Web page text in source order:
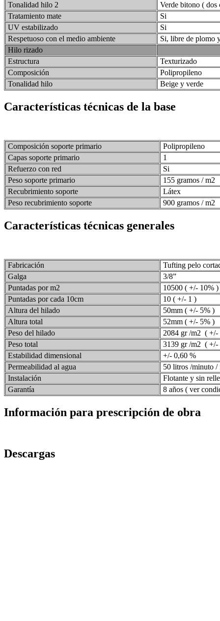
Tonalidad hilo 2
Verde bitono ( dos
Tratamiento mate
Si
UV estabilizado
Si
Respetuoso con el medio ambiente
Si, libre de plomo
Hilo rizado
Estructura
Texturizado
Composición
Polipropileno
Tonalidad hilo
Beige y verde
Características técnicas de la base
Composición soporte primario
Polipropileno
Capas soporte primario
1
Refuerzo con red
Si
Peso soporte primario
155 gramos / m2
Recubrimiento soporte
Látex
Peso recubrimiento soporte
900 gramos / m2
Características técnicas generales
Fabricación
Tufting pelo
Galga
3/8”
Puntadas por m2
10500 ( +/- 10% )
Puntadas por cada 10cm
10 ( +/- 1 )
Altura del hilado
50mm ( +/- 5% )
Altura total
52mm ( +/- 5% )
Peso del hilado
2084 gr /m2 ( +/-
Peso total
3139 gr /m2 ( +/-
Estabilidad dimensional
+/- 0,60 %
Permeabilidad al agua
50 litros /minuto /
Instalación
Flotante y sin
Garantía
8 años ( ver
Información para prescripción de obra
Descargas